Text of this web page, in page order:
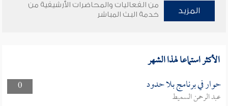
المزيد
من الفعاليات والمحاضرات الأرشيفية من
خدمة البث المباشر
الأكثر استماعا لهذا الشهر
0 حوار في برنامج بلا حدود
عبد الرحمن السميط